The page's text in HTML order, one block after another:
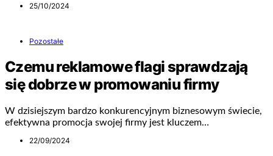
25/10/2024
Pozostałe
Czemu reklamowe flagi sprawdzają
się dobrze w promowaniu firmy
W dzisiejszym bardzo konkurencyjnym biznesowym świecie,
efektywna promocja swojej firmy jest kluczem…
22/09/2024